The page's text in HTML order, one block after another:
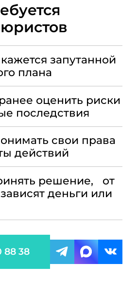
запутанной
плана
оценить риски
последствия
свои права
действий
решение, от
деньги или
88 38